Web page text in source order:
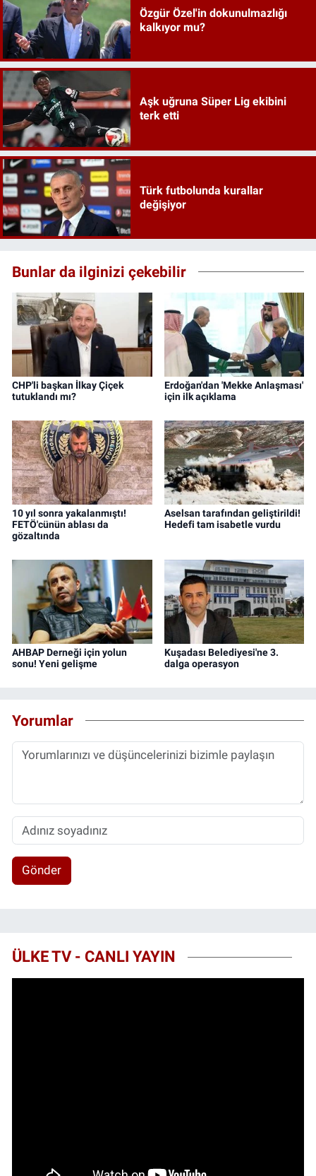
Özgür Özel'in dokunulmazlığı
kalkıyor mu?
Aşk uğruna Süper Lig ekibini
terk etti
Türk futbolunda kurallar
değişiyor
Bunlar da ilginizi çekebilir
CHP'li başkan İlkay Çiçek
tutuklandı mı?
Erdoğan'dan 'Mekke Anlaşması'
için ilk açıklama
10 yıl sonra yakalanmıştı!
FETÖ'cünün ablası da
gözaltında
Aselsan tarafından geliştirildi!
Hedefi tam isabetle vurdu
AHBAP Derneği için yolun
sonu! Yeni gelişme
Kuşadası Belediyesi'ne 3.
dalga operasyon
Yorumlar
Gönder
ÜLKE TV - CANLI YAYIN